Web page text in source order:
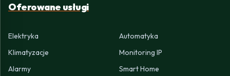
Oferowane usługi
Elektryka
Automatyka
Klimatyzacje
Monitoring IP
Alarmy
Smart Home